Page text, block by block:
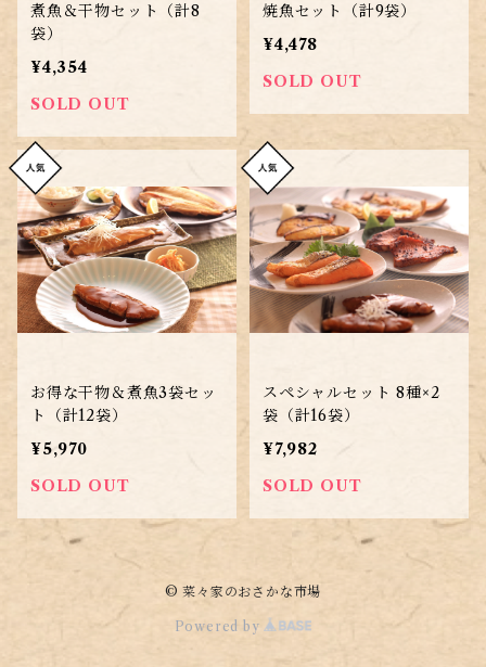
煮魚＆干物セット（計8
袋）
¥4,354
SOLD OUT
焼魚セット（計9袋）
¥4,478
SOLD OUT
お得な干物＆煮魚3袋セッ
ト（計12袋）
¥5,970
SOLD OUT
スペシャルセット 8種×2
袋（計16袋）
¥7,982
SOLD OUT
© 菜々家のおさかな市場
Powered by